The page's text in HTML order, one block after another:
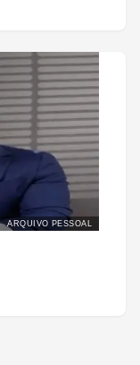
ARQUIVO PESSOAL